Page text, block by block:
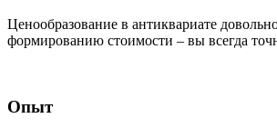
Ценообразование в антиквариате
формированию стоимости – вы всегда
Опыт